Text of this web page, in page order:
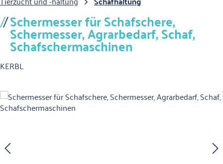
Schermesser für Schafschere,
Schermesser, Agrarbedarf, Schaf,
Schafschermaschinen
KERBL
Bildergalerie überspringen